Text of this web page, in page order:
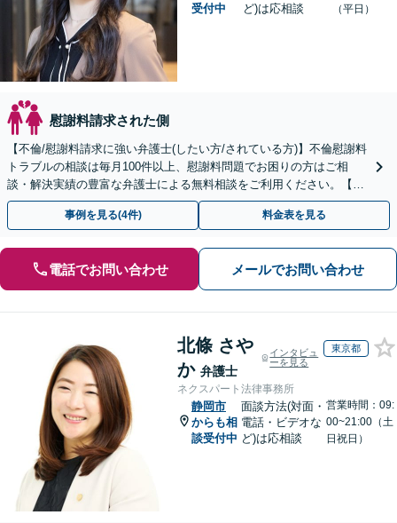
受付中
ど)は応相談
（平日）
慰謝料請求された側
【不倫/慰謝料請求に強い弁護士(したい方/されている方)】不倫慰謝料
トラブルの相談は毎月100件以上、慰謝料問題でお困りの方はご相
談・解決実績の豊富な弁護士による無料相談をご利用ください。【不
倫相談は初回0円】【全国対応】
事例を見る(4件) 料金表を見る
電話でお問い合わせ メールでお問い合わせ
北條 さや
か 弁護士
インタビュ
ーを見る
東京都
ネクスパート法律事務所
静岡市
からも相
談受付中
面談方法(対面・
電話・ビデオな
ど)は応相談
営業時間：09:
00~21:00（土
日祝日）